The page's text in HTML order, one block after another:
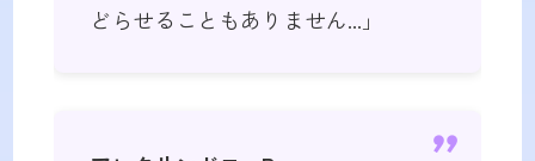
どらせることもありません...」